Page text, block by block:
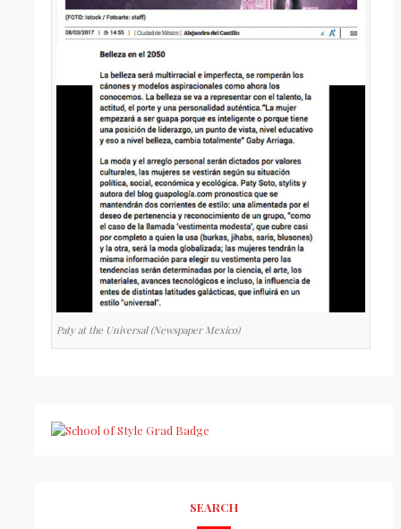
Paty at the Universal (Newspaper Mexico)
SEARCH